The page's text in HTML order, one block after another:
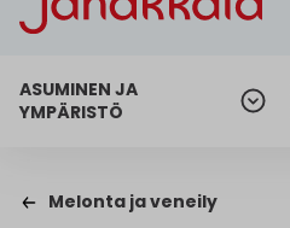
ASUMINEN JA
YMPÄRISTÖ
Melonta ja veneily